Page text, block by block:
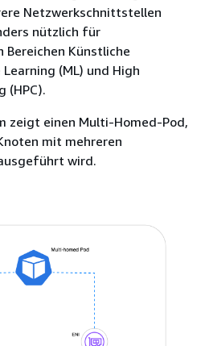
Netzwerkschnittstellen
nützlich für
Künstliche
(ML) und High
(HPC).
zeigt einen Multi-Homed-Pod,
mit mehreren
wird.